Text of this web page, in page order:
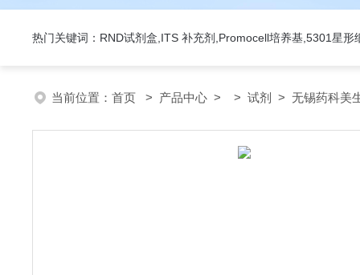
热门关键词：RND试剂盒,ITS 补充剂,Promocell培养基,5301星形
当前位置： 首页 > 产品中心 > > 试剂 > 无锡药科美